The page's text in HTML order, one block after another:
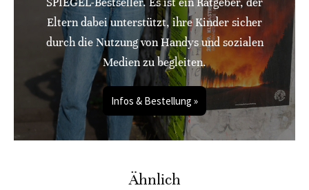
Eltern dabei unterstützt, ihre Kinder sicher
durch die Nutzung von Handys und sozialen
Medien zu begleiten.
Infos & Bestellung »
Ähnlich